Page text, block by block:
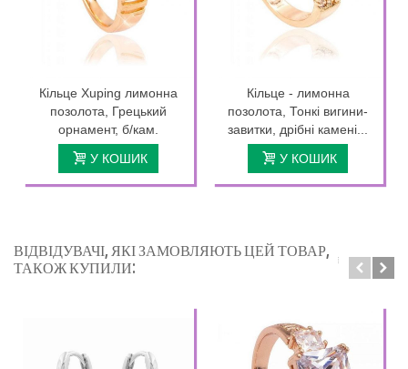
Кільце Xuping лимонна
позолота, Грецький
орнамент, б/кам.
У КОШИК
Кільце - лимонна
позолота, Тонкі вигини-
завитки, дрібні камені...
У КОШИК
ВІДВІДУВАЧІ, ЯКІ ЗАМОВЛЯЮТЬ ЦЕЙ ТОВАР,
ТАКОЖ КУПИЛИ: